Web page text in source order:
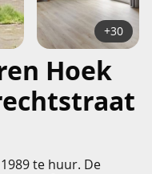
Hoek
+30
te huur. De